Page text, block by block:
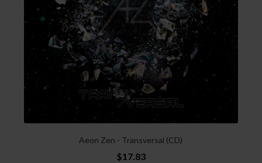
Aeon Zen - Transversal (CD)
$17.83